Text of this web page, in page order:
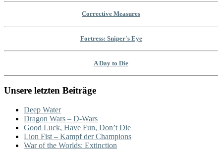
Corrective Measures
Fortress: Sniper's Eye
A Day to Die
Unsere letzten Beiträge
Deep Water
Dragon Wars – D-Wars
Good Luck, Have Fun, Don’t Die
Lion Fist – Kampf der Champions
War of the Worlds: Extinction